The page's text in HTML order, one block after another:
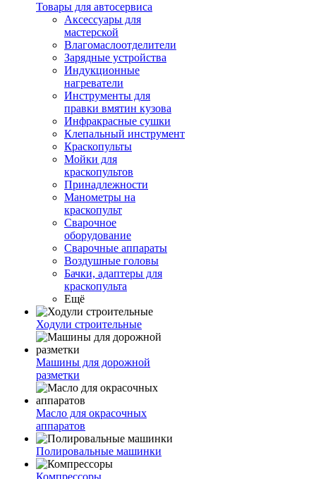
Товары для автосервиса
Аксессуары для
мастерской
Влагомаслоотделители
Зарядные устройства
Индукционные
нагреватели
Инструменты для
правки вмятин кузова
Инфракрасные сушки
Клепальный инструмент
Краскопульты
Мойки для
краскопультов
Принадлежности
Манометры на
краскопульт
Сварочное
оборудование
Сварочные аппараты
Воздушные головы
Бачки, адаптеры для
краскопульта
Ещё
Ходули строительные
Машины для дорожной
разметки
Масло для окрасочных
аппаратов
Полировальные машинки
Компрессоры